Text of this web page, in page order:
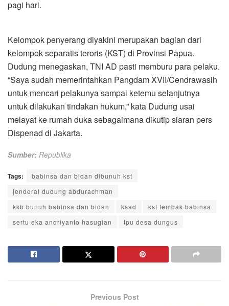
pagi hari.
Kelompok penyerang diyakini merupakan bagian dari
kelompok separatis teroris (KST) di Provinsi Papua.
Dudung menegaskan, TNI AD pasti memburu para pelaku.
“Saya sudah memerintahkan Pangdam XVII/Cendrawasih
untuk mencari pelakunya sampai ketemu selanjutnya
untuk dilakukan tindakan hukum,” kata Dudung usai
melayat ke rumah duka sebagaimana dikutip siaran pers
Dispenad di Jakarta.
Sumber: Republika
Tags:
babinsa dan bidan dibunuh kst
jenderal dudung abdurachman
kkb bunuh babinsa dan bidan
ksad
kst tembak babinsa
sertu eka andriyanto hasugian
tpu desa dungus
Previous Post